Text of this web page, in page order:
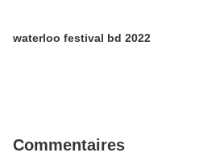
waterloo festival bd 2022
Commentaires